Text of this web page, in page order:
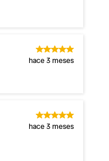
hace 3 meses
hace 3 meses